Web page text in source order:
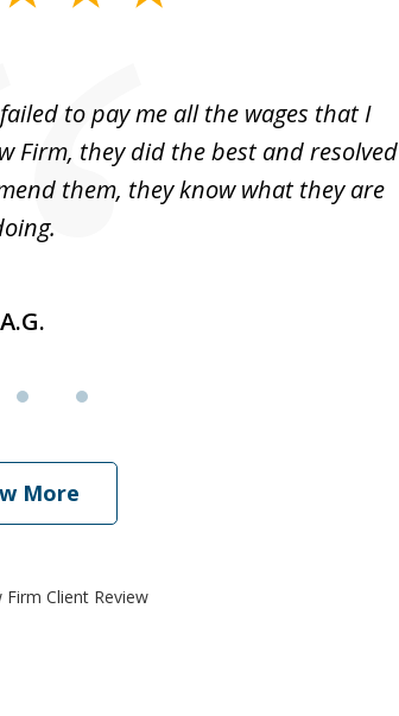
to pay me all the wages that I
Firm, they did the best and resolved
them, they know what they are
A.G.
More
Client Review